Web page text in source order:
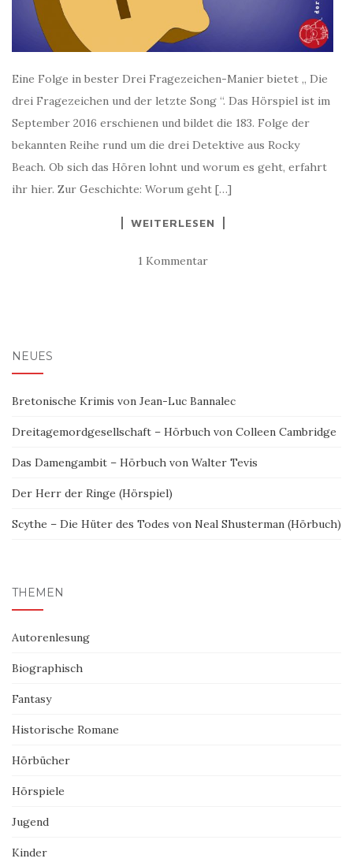
Eine Folge in bester Drei Fragezeichen-Manier bietet „ Die
drei Fragezeichen und der letzte Song “. Das Hörspiel ist im
September 2016 erschienen und bildet die 183. Folge der
bekannten Reihe rund um die drei Detektive aus Rocky
Beach. Ob sich das Hören lohnt und worum es geht, erfahrt
ihr hier. Zur Geschichte: Worum geht […]
WEITERLESEN
1 Kommentar
NEUES
Bretonische Krimis von Jean-Luc Bannalec
Dreitagemordgesellschaft – Hörbuch von Colleen Cambridge
Das Damengambit – Hörbuch von Walter Tevis
Der Herr der Ringe (Hörspiel)
Scythe – Die Hüter des Todes von Neal Shusterman (Hörbuch)
THEMEN
Autorenlesung
Biographisch
Fantasy
Historische Romane
Hörbücher
Hörspiele
Jugend
Kinder